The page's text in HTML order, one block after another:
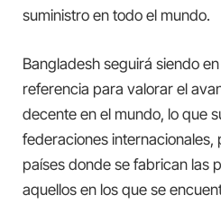
suministro en todo el mundo.
Bangladesh seguirá siendo
referencia para valorar el
decente en el mundo, lo que
federaciones internacionales,
países donde se fabrican las
aquellos en los que se